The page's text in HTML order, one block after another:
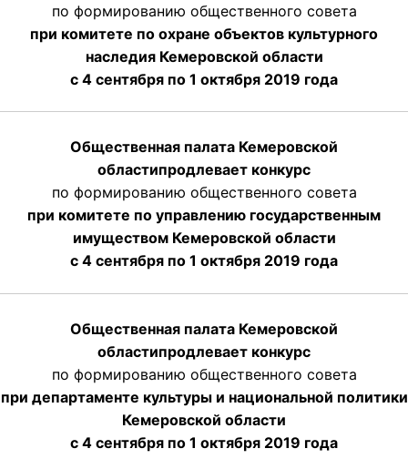
по формированию общественного совета
при комитете по охране объектов культурного
наследия Кемеровской области
с 4 сентября по 1 октября 2019 года
Общественная палата Кемеровской
областипродлевает конкурс
по формированию общественного совета
при комитете по управлению государственным
имуществом Кемеровской области
с 4 сентября по 1 октября 2019 года
Общественная палата Кемеровской
областипродлевает конкурс
по формированию общественного совета
при департаменте культуры и национальной политики
Кемеровской области
с 4 сентября по 1 октября 2019 года